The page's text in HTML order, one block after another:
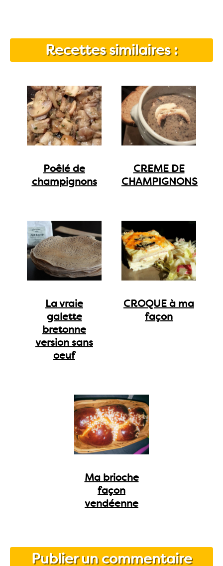
Recettes similaires :
Poêlé de
champignons
CREME DE
CHAMPIGNONS
La vraie
galette
bretonne
version sans
oeuf
CROQUE à ma
façon
Ma brioche
façon
vendéenne
Publier un commentaire